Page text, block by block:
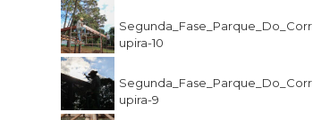
Segunda_Fase_Parque_Do_Corr
upira-10
Segunda_Fase_Parque_Do_Corr
upira-9